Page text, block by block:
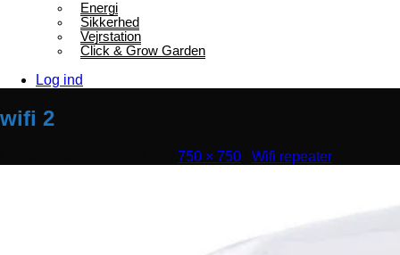
Energi
Sikkerhed
Vejrstation
Click & Grow Garden
Log ind
wifi 2
750 × 750 Wifi repeater